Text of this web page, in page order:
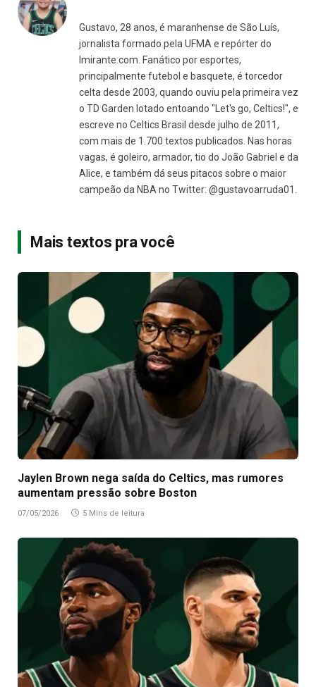
Gustavo, 28 anos, é maranhense de São Luís,
jornalista formado pela UFMA e repórter do
Imirante.com. Fanático por esportes,
principalmente futebol e basquete, é torcedor
celta desde 2003, quando ouviu pela primeira vez
o TD Garden lotado entoando "Let's go, Celtics!", e
escreve no Celtics Brasil desde julho de 2011,
com mais de 1.700 textos publicados. Nas horas
vagas, é goleiro, armador, tio do João Gabriel e da
Alice, e também dá seus pitacos sobre o maior
campeão da NBA no Twitter: @gustavoarruda01.
Mais textos pra você
Jaylen Brown nega saída do Celtics, mas rumores
aumentam pressão sobre Boston
07/05/2026 5 Mins de leitura